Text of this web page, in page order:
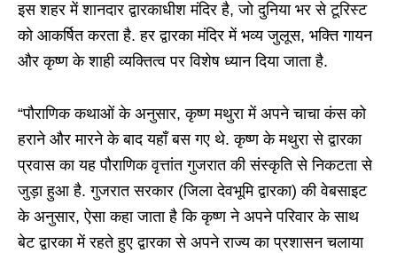
इस शहर में शानदार द्वारकाधीश मंदिर है, जो दुनिया भर से टूरिस्ट
को आकर्षित करता है. हर द्वारका मंदिर में भव्य जुलूस, भक्ति गायन
और कृष्ण के शाही व्यक्तित्व पर विशेष ध्यान दिया जाता है.
“पौराणिक कथाओं के अनुसार, कृष्ण मथुरा में अपने चाचा कंस को
हराने और मारने के बाद यहाँ बस गए थे. कृष्ण के मथुरा से द्वारका
प्रवास का यह पौराणिक वृत्तांत गुजरात की संस्कृति से निकटता से
जुड़ा हुआ है. गुजरात सरकार (जिला देवभूमि द्वारका) की वेबसाइट
के अनुसार, ऐसा कहा जाता है कि कृष्ण ने अपने परिवार के साथ
बेट द्वारका में रहते हुए द्वारका से अपने राज्य का प्रशासन चलाया